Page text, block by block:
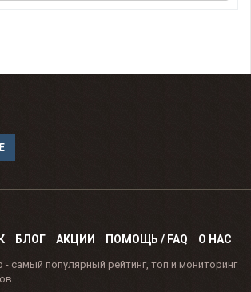
БЛОГ АКЦИИ ПОМОЩЬ / FAQ О НАС
- самый популярный рейтинг, топ и мониторинг